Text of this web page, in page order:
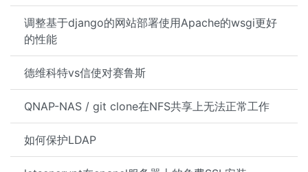
调整基于django的网站部署使用Apache的wsgi更好
的性能
德维科特vs信使对赛鲁斯
QNAP-NAS / git clone在NFS共享上无法正常工作
如何保护LDAP